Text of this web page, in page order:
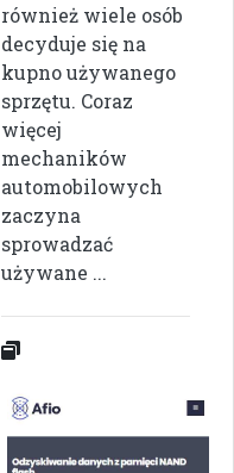
również wiele osób
decyduje się na
kupno używanego
sprzętu. Coraz
więcej
mechaników
automobilowych
zaczyna
sprowadzać
używane ...